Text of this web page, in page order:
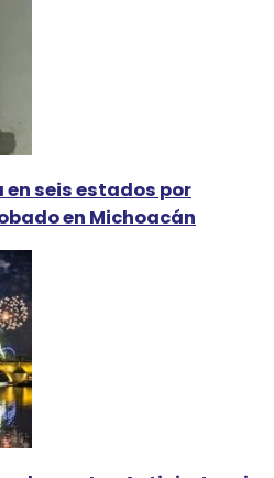
en seis estados por
en Michoacán